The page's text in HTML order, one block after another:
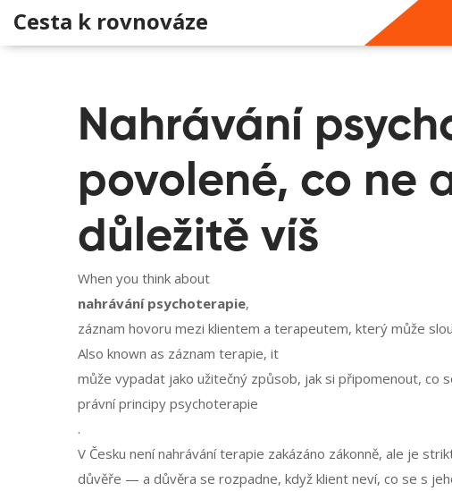
Cesta k rovnováze
Nahrávání
povolené, co ne
důležitě víš
When you think about
nahrávání psychoterapie,
záznam hovoru mezi klientem a terapeutem, který může
Also known as záznam terapie, it
může vypadat jako užitečný způsob, jak si připomenout, co
právní principy psychoterapie
.
V Česku není nahrávání terapie zakázáno zákonně, ale je
důvěře — a důvěra se rozpadne, když klient neví, co se s